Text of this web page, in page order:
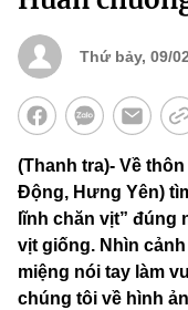
Thứ bảy, 09/
(Thanh tra)- Về
Động, Hưng Yên)
lĩnh chăn vịt” đúng
vịt giống. Nhìn
miệng nói tay làm
chúng tôi về hình